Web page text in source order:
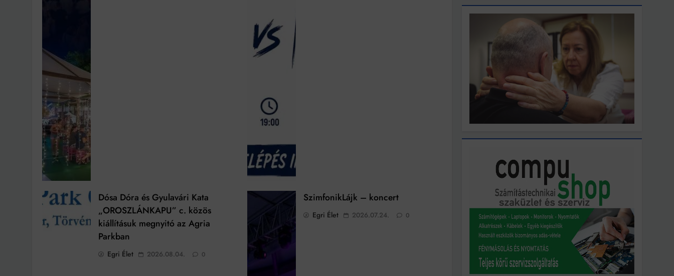
Dósa Dóra és Gyulavári Kata
„OROSZLÁNKAPU” c. közös
kiállításuk megnyitó az Agria
Parkban
Egri Élet 2026.08.04. 0
SzimfonikLájk – koncert
Egri Élet 2026.07.24. 0